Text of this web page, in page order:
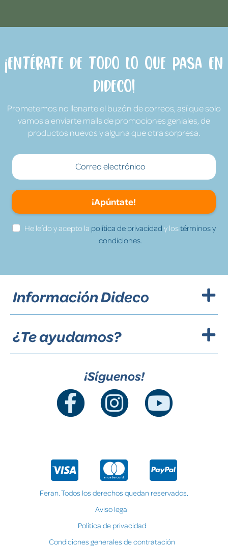
¡Entérate de todo lo que pasa en
Dideco!
Prometemos no llenarte el buzón de correos, así que solo
vamos a enviarte mails de promociones geniales, de
productos nuevos y alguna que otra sorpresa.
¡Apúntate!
He leído y acepto la política de privacidad y lostérminos y
condiciones.
Información Dideco
¿Te ayudamos?
¡Síguenos!
Feran. Todos los derechos quedan reservados.
Aviso legal
Política de privacidad
Condiciones generales de contratación